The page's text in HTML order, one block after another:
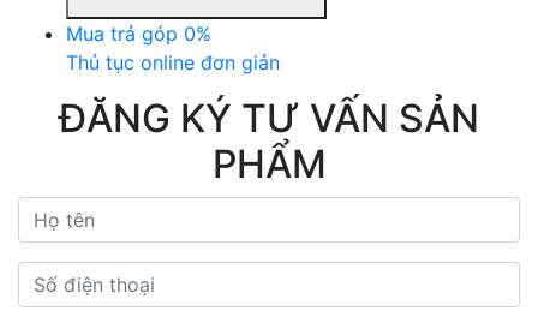
Mua trả góp 0%
Thủ tục online đơn giản
ĐĂNG KÝ TƯ VẤN SẢN
PHẨM